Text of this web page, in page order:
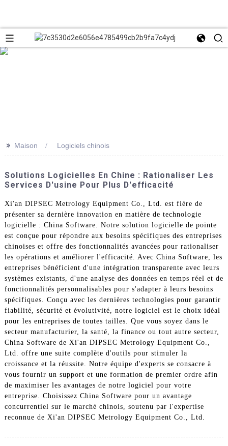
>> Maison Logiciels chinois
Solutions Logicielles En Chine : Rationaliser Les
Services D'usine Pour Plus D'efficacité
Xi'an DIPSEC Metrology Equipment Co., Ltd. est fière de
présenter sa dernière innovation en matière de technologie
logicielle : China Software. Notre solution logicielle de pointe
est conçue pour répondre aux besoins spécifiques des entreprises
chinoises et offre des fonctionnalités avancées pour rationaliser
les opérations et améliorer l'efficacité. Avec China Software, les
entreprises bénéficient d'une intégration transparente avec leurs
systèmes existants, d'une analyse des données en temps réel et de
fonctionnalités personnalisables pour s'adapter à leurs besoins
spécifiques. Conçu avec les dernières technologies pour garantir
fiabilité, sécurité et évolutivité, notre logiciel est le choix idéal
pour les entreprises de toutes tailles. Que vous soyez dans le
secteur manufacturier, la santé, la finance ou tout autre secteur,
China Software de Xi'an DIPSEC Metrology Equipment Co.,
Ltd. offre une suite complète d'outils pour stimuler la
croissance et la réussite. Notre équipe d'experts se consacre à
vous fournir un support et une formation de premier ordre afin
de maximiser les avantages de notre logiciel pour votre
entreprise. Choisissez China Software pour un avantage
concurrentiel sur le marché chinois, soutenu par l'expertise
reconnue de Xi'an DIPSEC Metrology Equipment Co., Ltd.